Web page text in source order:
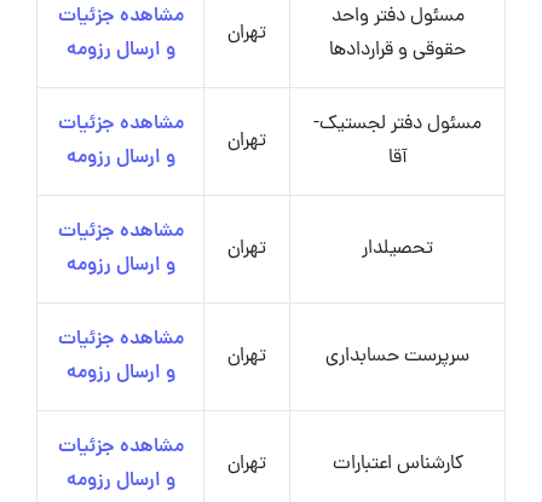
مسئول دفتر واحد
حقوقی و قراردادها
تهران
مشاهده جزئیات
و ارسال رزومه
مسئول دفتر لجستیک-
آقا
تهران
مشاهده جزئیات
و ارسال رزومه
تحصیلدار تهران
مشاهده جزئیات
و ارسال رزومه
سرپرست حسابداری تهران
مشاهده جزئیات
و ارسال رزومه
کارشناس اعتبارات تهران
مشاهده جزئیات
و ارسال رزومه